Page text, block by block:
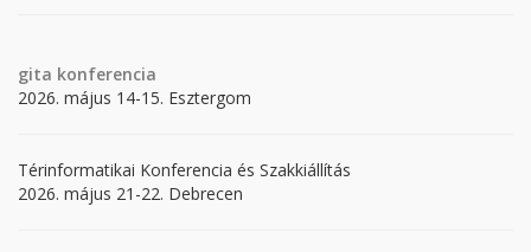
gita konferencia
2026. május 14-15. Esztergom
Térinformatikai Konferencia és Szakkiállítás
2026. május 21-22. Debrecen